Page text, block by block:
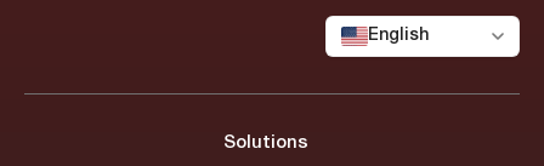
English
Solutions